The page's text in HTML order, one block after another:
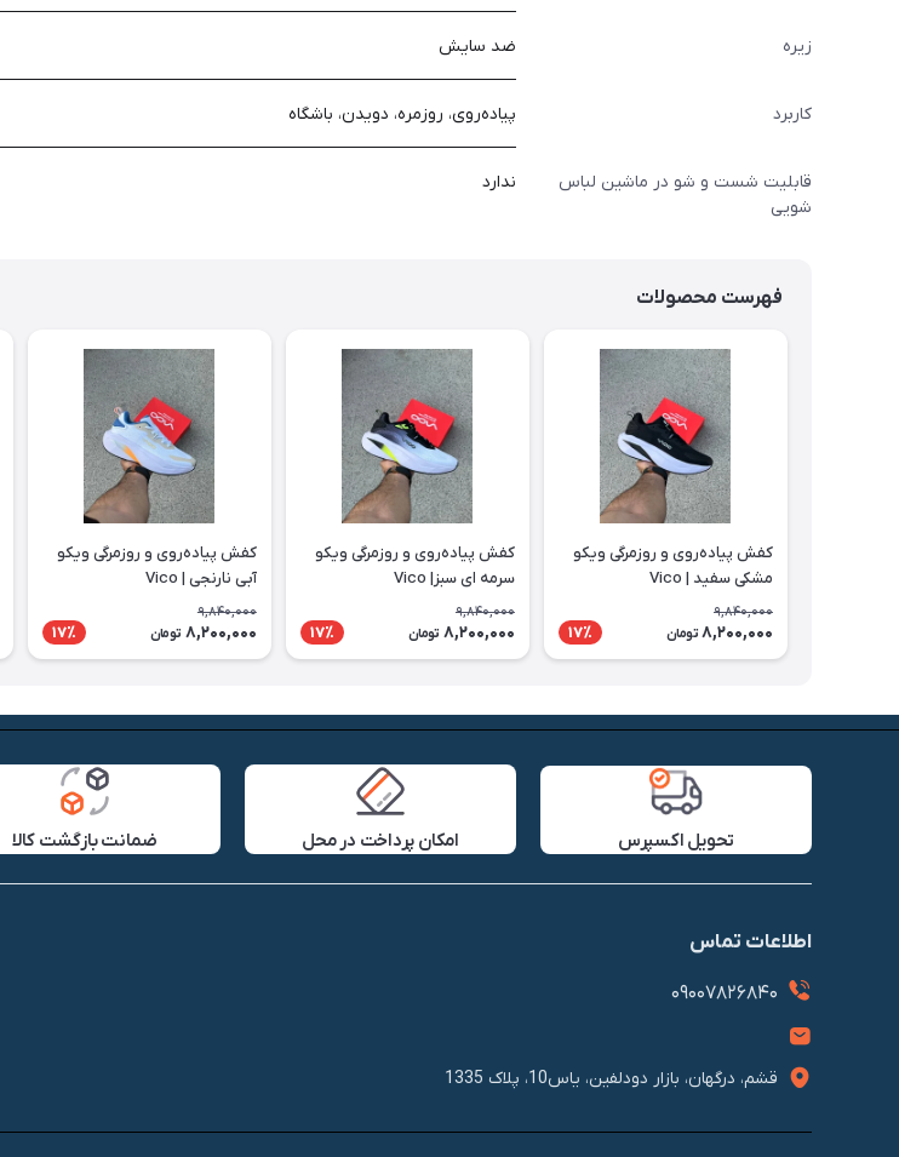
زیره ضد سایش
کاربرد پیاده‌روی، روزمره، دویدن، باشگاه
قابلیت شست و شو در ماشین لباس
شویی
ندارد
فهرست محصولات
کفش پیاده‌روی و روزمرگی ویکو
مشکی سفید | Vico
9,840,000
8,200,000 تومان 17٪
کفش پیاده‌روی و روزمرگی ویکو
سرمه ای سبز| Vico
9,840,000
8,200,000 تومان 17٪
کفش پیاده‌روی و روزمرگی ویکو
آبی نارنجی | Vico
9,840,000
8,200,000 تومان 17٪
تحویل اکسپرس امکان پرداخت در محل ضمانت بازگشت کالا
اطلاعات تماس
09007826840
قشم، درگهان، بازار دودلفین، یاس10، پلاک 1335